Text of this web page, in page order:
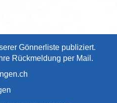
Gönnerliste publiziert.
Rückmeldung per Mail.